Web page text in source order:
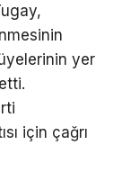
yer
için çağrı